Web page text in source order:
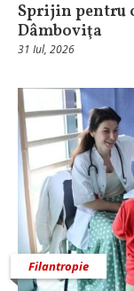
Sprijin pentru
Dâmboviţa
31 Iul, 2026
Filantropie